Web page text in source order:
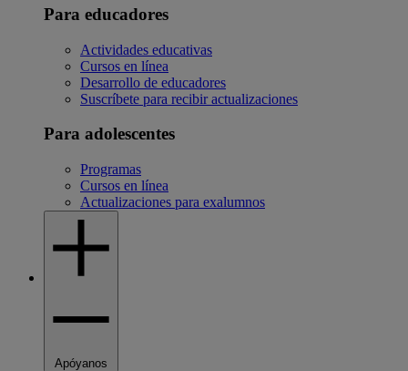
Para educadores
Actividades educativas
Cursos en línea
Desarrollo de educadores
Suscríbete para recibir actualizaciones
Para adolescentes
Programas
Cursos en línea
Actualizaciones para exalumnos
Apóyanos